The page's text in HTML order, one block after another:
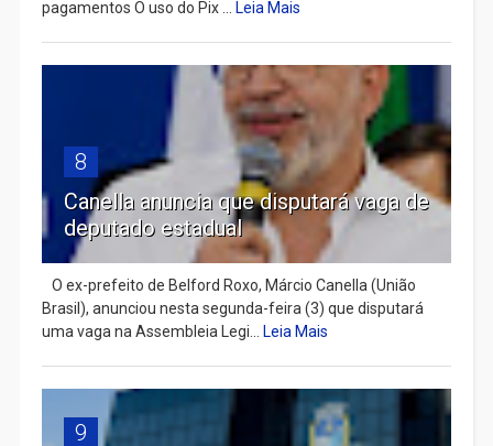
pagamentos O uso do Pix ... Leia Mais
8
Canella anuncia que disputará vaga de
deputado estadual
​ O ex-prefeito de Belford Roxo, Márcio Canella (União
Brasil), anunciou nesta segunda-feira (3) que disputará
uma vaga na Assembleia Legi... Leia Mais
9